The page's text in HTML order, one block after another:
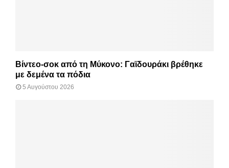
Βίντεο-σοκ από τη Μύκονο: Γαϊδουράκι βρέθηκε
με δεμένα τα πόδια
5 Αυγούστου 2026